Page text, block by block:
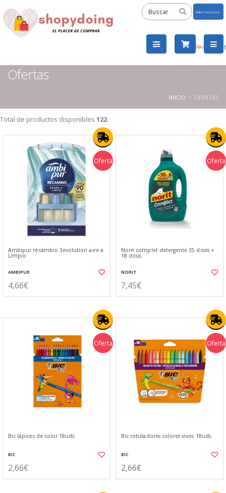
by
Ofertas
INICIO OFERTAS
Total de productos disponibles 122
Oferta
Ambipur recambio 3evolution aire a
Limpio
AMBIPUR
4,66€
Oferta
Norit complet detergente 35 dosis +
18 dosis
NORIT
7,45€
Oferta
Bic lápices de color 18uds.
BIC
2,66€
Oferta
Bic rotuladores colores vivos 18uds.
BIC
2,66€